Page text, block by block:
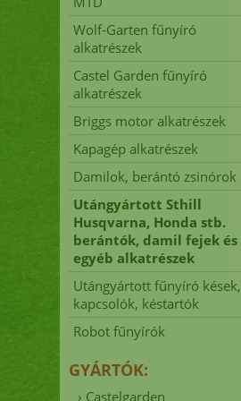
Wolf-Garten fűnyíró
alkatrészek
Castel Garden fűnyíró
alkatrészek
Briggs motor alkatrészek
Kapagép alkatrészek
Damilok, berántó zsinórok
Utángyártott Sthill
Husqvarna, Honda stb.
berántók, damil fejek és
egyéb alkatrészek
Utángyártott fűnyíró kések,
kapcsolók, késtartók
Robot fűnyírók
GYÁRTÓK:
› Castelgarden